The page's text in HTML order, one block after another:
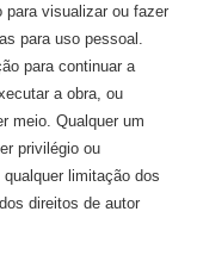
para visualizar ou fazer
para uso pessoal.
para continuar a
a obra, ou
meio. Qualquer um
privilégio ou
limitação dos
direitos de autor